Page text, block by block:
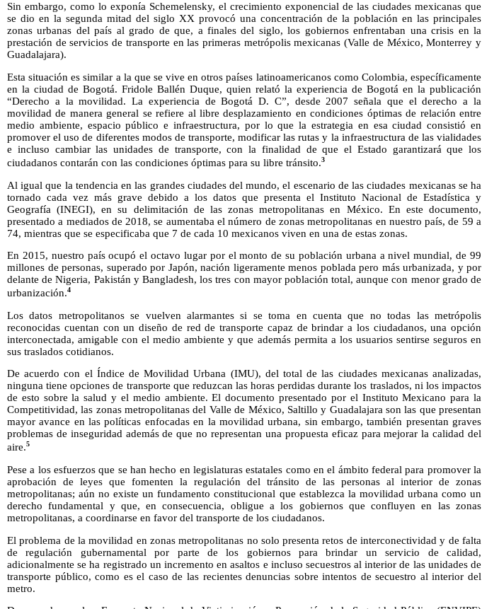
Sin embargo, como lo exponía Schemelensky, el crecimiento exponencial de las ciudades mexicanas que
se dio en la segunda mitad del siglo XX provocó una concentración de la población en las principales
zonas urbanas del país al grado de que, a finales del siglo, los gobiernos enfrentaban una crisis en la
prestación de servicios de transporte en las primeras metrópolis mexicanas (Valle de México, Monterrey y
Guadalajara).
Esta situación es similar a la que se vive en otros países latinoamericanos como Colombia, específicamente
en la ciudad de Bogotá. Fridole Ballén Duque, quien relató la experiencia de Bogotá en la publicación
“Derecho a la movilidad. La experiencia de Bogotá D. C”, desde 2007 señala que el derecho a la
movilidad de manera general se refiere al libre desplazamiento en condiciones óptimas de relación entre
medio ambiente, espacio público e infraestructura, por lo que la estrategia en esa ciudad consistió en
promover el uso de diferentes modos de transporte, modificar las rutas y la infraestructura de las vialidades
e incluso cambiar las unidades de transporte, con la finalidad de que el Estado garantizará que los
ciudadanos contarán con las condiciones óptimas para su libre tránsito.3
Al igual que la tendencia en las grandes ciudades del mundo, el escenario de las ciudades mexicanas se ha
tornado cada vez más grave debido a los datos que presenta el Instituto Nacional de Estadística y
Geografía (INEGI), en su delimitación de las zonas metropolitanas en México. En este documento,
presentado a mediados de 2018, se aumentaba el número de zonas metropolitanas en nuestro país, de 59 a
74, mientras que se especificaba que 7 de cada 10 mexicanos viven en una de estas zonas.
En 2015, nuestro país ocupó el octavo lugar por el monto de su población urbana a nivel mundial, de 99
millones de personas, superado por Japón, nación ligeramente menos poblada pero más urbanizada, y por
delante de Nigeria, Pakistán y Bangladesh, los tres con mayor población total, aunque con menor grado de
urbanización.4
Los datos metropolitanos se vuelven alarmantes si se toma en cuenta que no todas las metrópolis
reconocidas cuentan con un diseño de red de transporte capaz de brindar a los ciudadanos, una opción
interconectada, amigable con el medio ambiente y que además permita a los usuarios sentirse seguros en
sus traslados cotidianos.
De acuerdo con el Índice de Movilidad Urbana (IMU), del total de las ciudades mexicanas analizadas,
ninguna tiene opciones de transporte que reduzcan las horas perdidas durante los traslados, ni los impactos
de esto sobre la salud y el medio ambiente. El documento presentado por el Instituto Mexicano para la
Competitividad, las zonas metropolitanas del Valle de México, Saltillo y Guadalajara son las que presentan
mayor avance en las políticas enfocadas en la movilidad urbana, sin embargo, también presentan graves
problemas de inseguridad además de que no representan una propuesta eficaz para mejorar la calidad del
aire.5
Pese a los esfuerzos que se han hecho en legislaturas estatales como en el ámbito federal para promover la
aprobación de leyes que fomenten la regulación del tránsito de las personas al interior de zonas
metropolitanas; aún no existe un fundamento constitucional que establezca la movilidad urbana como un
derecho fundamental y que, en consecuencia, obligue a los gobiernos que confluyen en las zonas
metropolitanas, a coordinarse en favor del transporte de los ciudadanos.
El problema de la movilidad en zonas metropolitanas no solo presenta retos de interconectividad y de falta
de regulación gubernamental por parte de los gobiernos para brindar un servicio de calidad,
adicionalmente se ha registrado un incremento en asaltos e incluso secuestros al interior de las unidades de
transporte público, como es el caso de las recientes denuncias sobre intentos de secuestro al interior del
metro.